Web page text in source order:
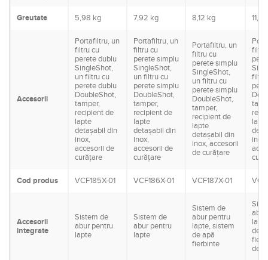
Greutate 5,98 kg 7,92 kg 8,12 kg 11,2
Accesorii
Portafiltru, un
filtru cu
perete dublu
SingleShot,
un filtru cu
perete dublu
DoubleShot,
tamper,
recipient de
lapte
detaşabil din
inox,
accesorii de
curățare
Portafiltru, un
filtru cu
perete simplu
SingleShot,
un filtru cu
perete simplu
DoubleShot,
tamper,
recipient de
lapte
detaşabil din
inox,
accesorii de
curățare
Portafiltru, un
filtru cu
perete simplu
SingleShot,
un filtru cu
perete simplu
DoubleShot,
tamper,
recipient de
lapte
detaşabil din
inox, accesorii
de curățare
filtru
filtru
lapte
inox,
Cod produs VCF185X-01 VCF186X-01 VCF187X-01
Accesorii
integrate
Sistem de
abur pentru
lapte
Sistem de
abur pentru
lapte
Sistem de
abur pentru
lapte, sistem
de apă
fierbinte
de
de